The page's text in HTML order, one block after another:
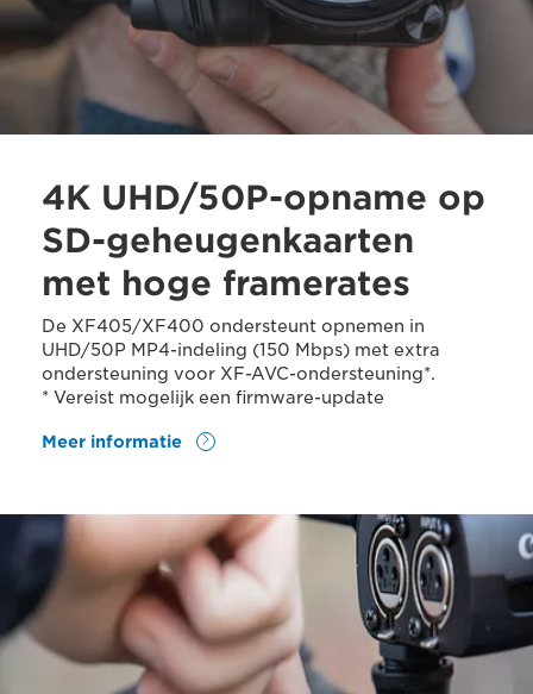
4K UHD/50P-opname op
SD-geheugenkaarten
met hoge framerates
De XF405/XF400 ondersteunt opnemen in
UHD/50P MP4-indeling (150 Mbps) met extra
ondersteuning voor XF-AVC-ondersteuning*.
* Vereist mogelijk een firmware-update
Meer informatie